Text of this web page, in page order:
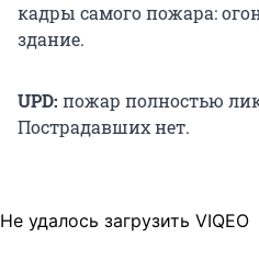
кадры самого пожара:
здание.
UPD: пожар полностью
Пострадавших нет.
Не удалось загрузить VIQEO